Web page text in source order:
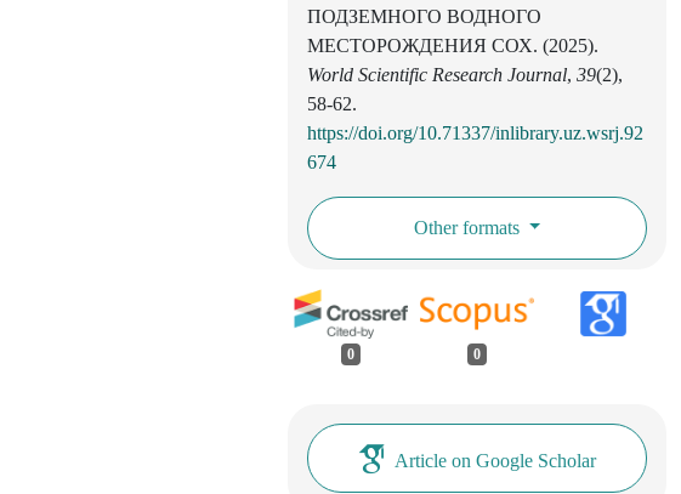
ПОДЗЕМНОГО ВОДНОГО
МЕСТОРОЖДЕНИЯ СОХ. (2025).
World Scientific Research Journal, 39(2),
58-62.
https://doi.org/10.71337/inlibrary.uz.wsrj.92
674
Other formats
0 0
Article on Google Scholar